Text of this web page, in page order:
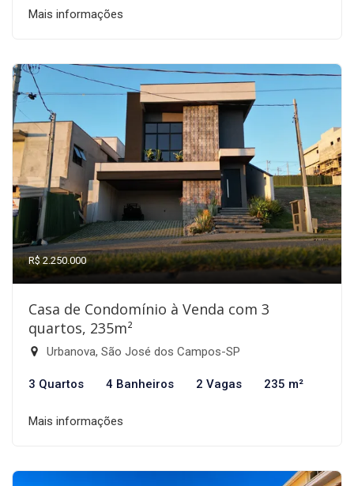
Mais informações
R$ 2.250.000
Casa de Condomínio à Venda com 3
quartos, 235m²
Urbanova, São José dos Campos-SP
3 Quartos 4 Banheiros 2 Vagas 235 m²
Mais informações